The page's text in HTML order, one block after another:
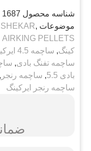
شناسه محصول 1687
موضوعات ,
AIRKING PELLETS
کینگ, ساچمه 4.5 ایرکینگ 13.88 گرین
ساچمه تفنگ بادی,
بادی 5.5
, ساچمه رنجر ,
ساچمه رنجر ایرکینگ